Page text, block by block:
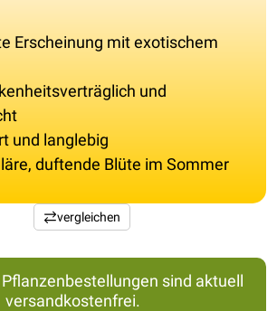
Erscheinung mit exotischem
und
und langlebig
duftende Blüte im Sommer
vergleichen
Pflanzenbestellungen sind aktuell
versandkostenfrei.